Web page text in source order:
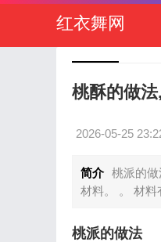
红衣舞网
桃酥的做
2026-05-25
简介 桃派的
材料。 。 材料
桃派的做法